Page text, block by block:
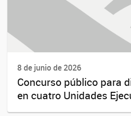
8 de junio de 2026
Concurso público para
en cuatro Unidades